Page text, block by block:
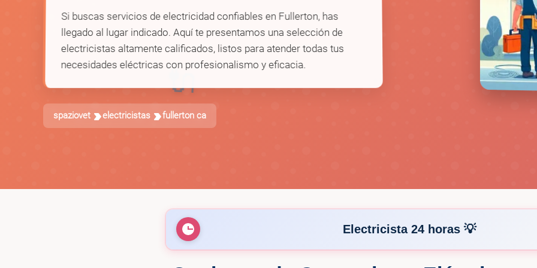
🔌
Si buscas servicios de electricidad confiables en Fullerton, has
llegado al lugar indicado. Aquí te presentamos una selección de
electricistas altamente calificados, listos para atender todas tus
necesidades eléctricas con profesionalismo y eficacia.
spaziovet electricistas fullerton ca
Electricista 24 horas 💡